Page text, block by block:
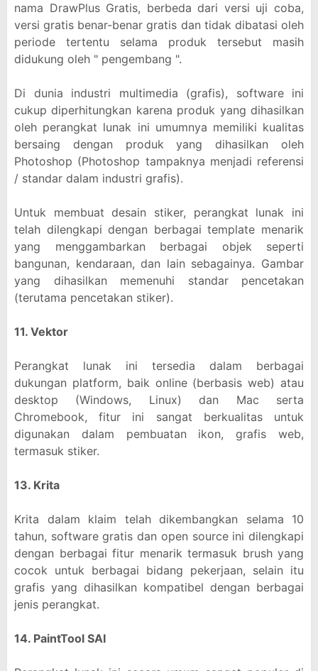
nama DrawPlus Gratis, berbeda dari versi uji coba,
versi gratis benar-benar gratis dan tidak dibatasi oleh
periode tertentu selama produk tersebut masih
didukung oleh " pengembang ".
Di dunia industri multimedia (grafis), software ini
cukup diperhitungkan karena produk yang dihasilkan
oleh perangkat lunak ini umumnya memiliki kualitas
bersaing dengan produk yang dihasilkan oleh
Photoshop (Photoshop tampaknya menjadi referensi
/ standar dalam industri grafis).
Untuk membuat desain stiker, perangkat lunak ini
telah dilengkapi dengan berbagai template menarik
yang menggambarkan berbagai objek seperti
bangunan, kendaraan, dan lain sebagainya. Gambar
yang dihasilkan memenuhi standar pencetakan
(terutama pencetakan stiker).
11. Vektor
Perangkat lunak ini tersedia dalam berbagai
dukungan platform, baik online (berbasis web) atau
desktop (Windows, Linux) dan Mac serta
Chromebook, fitur ini sangat berkualitas untuk
digunakan dalam pembuatan ikon, grafis web,
termasuk stiker.
13. Krita
Krita dalam klaim telah dikembangkan selama 10
tahun, software gratis dan open source ini dilengkapi
dengan berbagai fitur menarik termasuk brush yang
cocok untuk berbagai bidang pekerjaan, selain itu
grafis yang dihasilkan kompatibel dengan berbagai
jenis perangkat.
14. PaintTool SAI